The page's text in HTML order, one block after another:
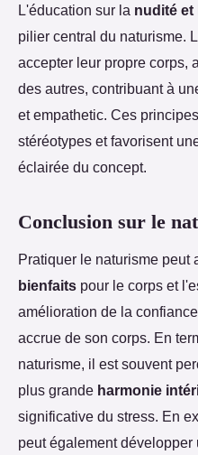
L'éducation sur la nudité et
pilier central du naturisme.
accepter leur propre corps,
des autres, contribuant à
et empathetic. Ces
stéréotypes et favorisent
éclairée du concept.
Conclusion sur le
Pratiquer le naturisme peut
bienfaits pour le corps et
amélioration de la
accrue de son corps. En
naturisme, il est souvent
plus grande harmonie
significative du stress. En
peut également